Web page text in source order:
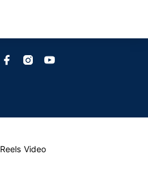
Reels Video